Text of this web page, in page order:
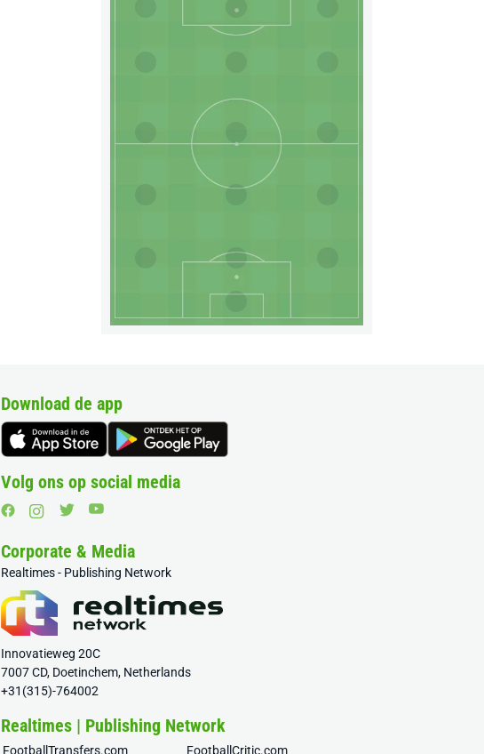
Download de app
Volg ons op social media
Corporate & Media
Realtimes - Publishing Network
Innovatieweg 20C
7007 CD, Doetinchem, Netherlands
+31(315)-764002
Realtimes | Publishing Network
FootballTransfers.com FootballCritic.com